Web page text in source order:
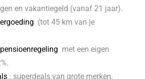
en vakantiegeld (vanaf 21 jaar).
(tot 45 km van je
pensioenregeling met een eigen
: superdeals van grote merken,